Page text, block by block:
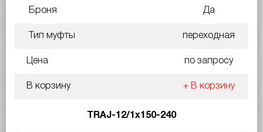
Броня Да
Тип муфты переходная
Цена по запросу
В корзину + В корзину
TRAJ-12/1x150-240